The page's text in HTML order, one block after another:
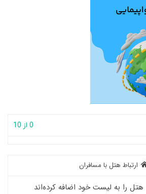
0 از 10
ارتباط هتل با مسافران